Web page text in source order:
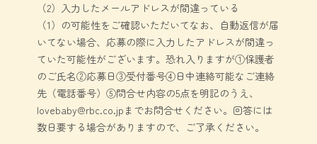
なお、応募期間は2027年3月31日までとな
ります。
商品についての注意事項
「はじめてばこ」の中には本企画オリジ
ナル商品の他、協賛企業の商品や販促
物、広告物などが入っています。商品の
（2）入力したメールアドレスが間違っている
（1）の可能性をご確認いただいてなお、自動返信が届
いてない場合、応募の際に入力したアドレスが間違っ
ていた可能性がございます。恐れ入りますが①保護者
のご氏名②応募日③受付番号④日中連絡可能なご連絡
先（電話番号）⑤問合せ内容の5点を明記のうえ、
lovebaby@rbc.co.jpまでお問合せください。回答には
数日要する場合がありますので、ご了承ください。